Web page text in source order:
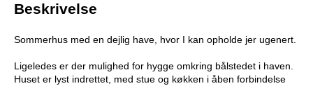
Beskrivelse
Sommerhus med en dejlig have, hvor I kan opholde jer ugenert.
Ligeledes er der mulighed for hygge omkring bålstedet i haven.
Huset er lyst indrettet, med stue og køkken i åben forbindelse